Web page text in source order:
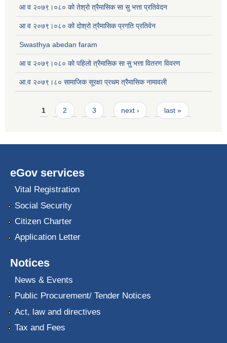
आ व २०७९।०८० को तेश्रो त्रैमासिक सा सु भत्ता प्रतिवेदन
आ व २०७९।०८० को दोश्रो त्रैमासिक प्रगति प्रतिवेन
Swasthya abedan faram
आ व २०७९।०८० को पहिलो त्रैमासिक सा सु भत्ता वितरण विवरण
आ.व २०७९।८० सामाजिक सूरक्षा प्रथम त्रैमासिक नामावली
Pages
1 2 3 next › last »
eGov services
Vital Registration
Social Security
Citizen Charter
Application Letter
Notices
News & Events
Public Procurement/ Tender Notices
Act, law and directives
Tax and Fees